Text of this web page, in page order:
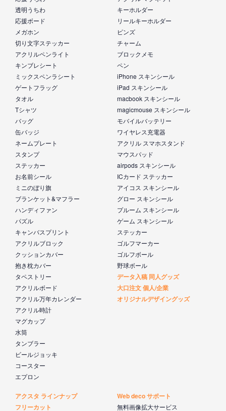
透明うちわ
応援ボード
メガホン
切り文字ステッカー
アクリルペンライト
キンブレシート
ミックスペンラシート
ゲートフラッグ
タオル
Tシャツ
バッグ
缶バッジ
ネームプレート
スタンプ
ステッカー
お名前シール
ミニのぼり旗
ブランケット&マフラー
ハンディファン
パズル
キャンバスプリント
アクリルブロック
クッションカバー
抱き枕カバー
タペストリー
アクリルボード
アクリル万年カレンダー
アクリル時計
マグカップ
水筒
タンブラー
ビールジョッキ
コースター
エプロン
キーホルダー
リールキーホルダー
ピンズ
チャーム
ブロックメモ
ペン
iPhone スキンシール
iPad スキンシール
macbook スキンシール
magicmouse スキンシール
モバイルバッテリー
ワイヤレス充電器
アクリル スマホスタンド
マウスパッド
airpods スキンシール
ICカード ステッカー
アイコス スキンシール
グロー スキンシール
プルーム スキンシール
ゲーム スキンシール
ステッカー
ゴルフマーカー
ゴルフボール
野球ボール
データ入稿 同人グッズ
大口注文 個人/企業
オリジナルデザイングッズ
アクスタ ラインナップ
フリーカット
Web deco サポート
無料画像拡大サービス